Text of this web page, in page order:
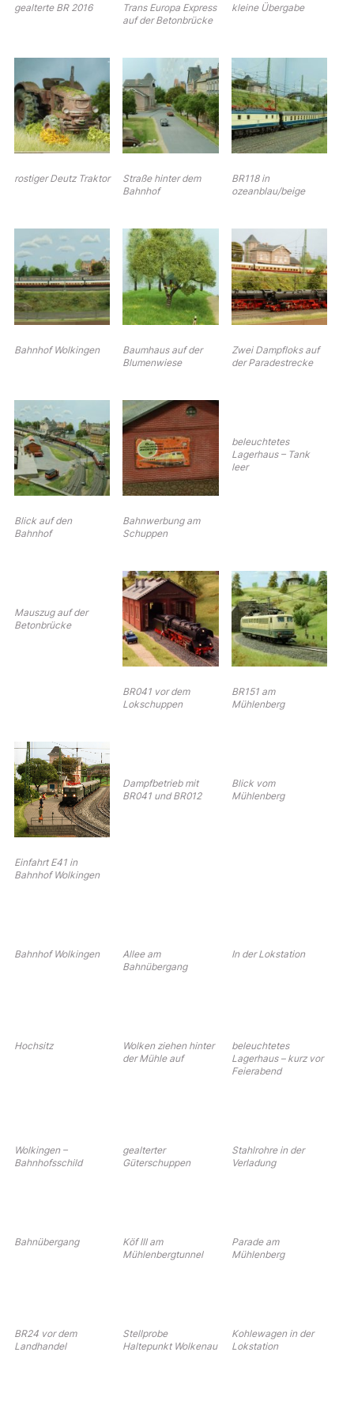
gealterte BR 2016
Trans Europa Express
auf der Betonbrücke
kleine Übergabe
rostiger Deutz Traktor
Straße hinter dem
Bahnhof
BR118 in
ozeanblau/beige
Bahnhof Wolkingen
Baumhaus auf der
Blumenwiese
Zwei Dampfloks auf
der Paradestrecke
Blick auf den
Bahnhof
Bahnwerbung am
Schuppen
beleuchtetes
Lagerhaus – Tank
leer
Mauszug auf der
Betonbrücke
BR041 vor dem
Lokschuppen
BR151 am
Mühlenberg
Einfahrt E41 in
Bahnhof Wolkingen
Dampfbetrieb mit
BR041 und BR012
Blick vom
Mühlenberg
Bahnhof Wolkingen
Allee am
Bahnübergang
In der Lokstation
Hochsitz
Wolken ziehen hinter
der Mühle auf
beleuchtetes
Lagerhaus – kurz vor
Feierabend
Wolkingen –
Bahnhofsschild
gealterter
Güterschuppen
Stahlrohre in der
Verladung
Bahnübergang
Köf III am
Mühlenbergtunnel
Parade am
Mühlenberg
BR24 vor dem
Landhandel
Stellprobe
Haltepunkt Wolkenau
Kohlewagen in der
Lokstation